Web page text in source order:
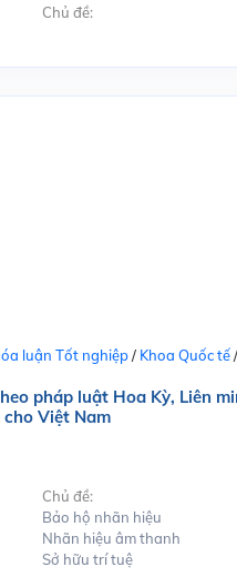
Chủ đề:
luận Tốt nghiệp/ Khoa Quốc tế/
pháp luật Hoa Kỳ, Liên
Việt Nam
Chủ đề:
Bảo hộ nhãn hiệu
Nhãn hiệu âm thanh
Sở hữu trí tuệ